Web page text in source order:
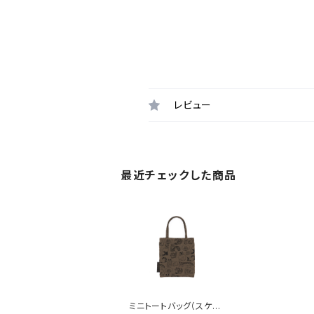
レビュー
最近チェックした商品
ミニトートバッグ（スケッ